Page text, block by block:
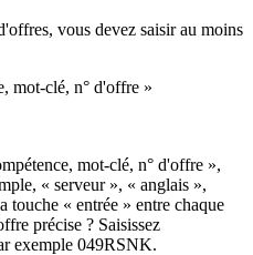
vous devez saisir au moins
mot-clé, n° d'offre »
mot-clé, n° d'offre »,
« serveur », « anglais »,
touche « entrée » entre chaque
précise ? Saisissez
exemple 049RSNK.